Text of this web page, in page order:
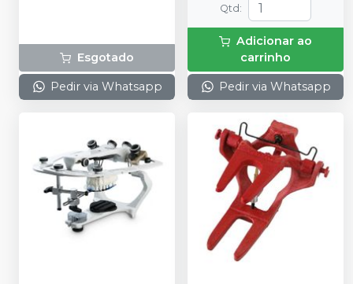
Esgotado
Pedir via Whatsapp
Qtd :
Adicionar ao
carrinho
Pedir via Whatsapp